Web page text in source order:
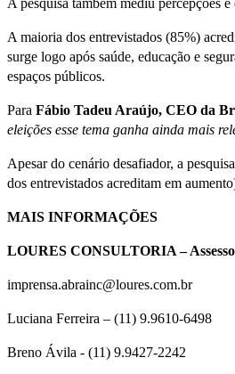
A pesquisa também mediu percepções
A maioria dos entrevistados (85%)
surge logo após saúde, educação e
espaços públicos.
Para Fábio Tadeu Araújo, CEO da
eleições esse tema ganha ainda mais
Apesar do cenário desafiador, a
dos entrevistados acreditam em
MAIS INFORMAÇÕES
LOURES CONSULTORIA –
imprensa.abrainc@loures.com.br
Luciana Ferreira – (11) 9.9610-6498
Breno Ávila - (11) 9.9427-2242